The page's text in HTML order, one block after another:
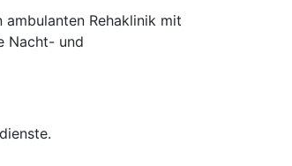
ambulanten Rehaklinik mit
Nacht- und